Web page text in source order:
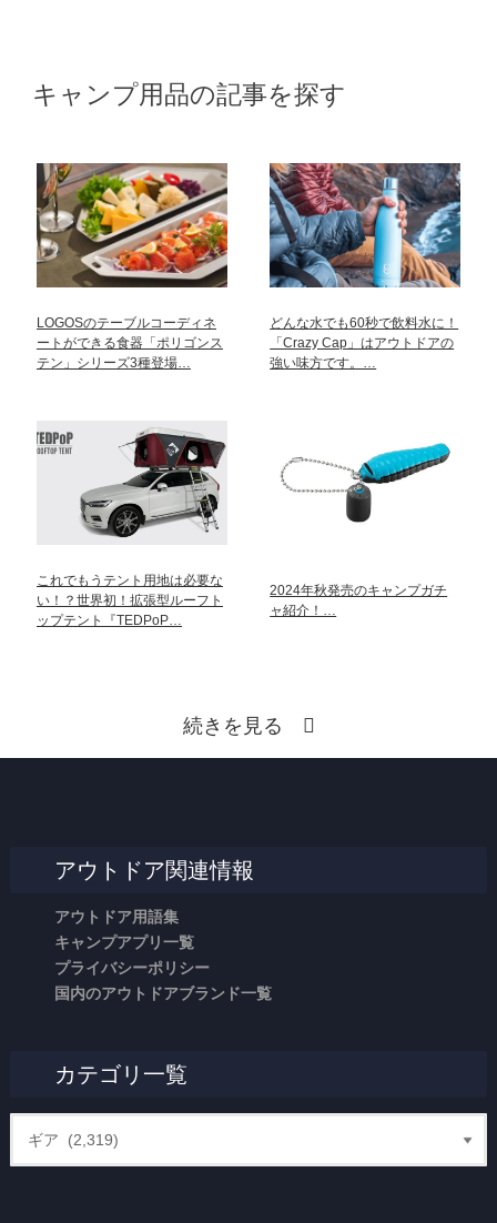
キャンプ用品の記事を探す
LOGOSのテーブルコーディネ
ートができる⾷器「ポリゴンス
テン」シリーズ3種登場…
どんな水でも60秒で飲料水に！
「Crazy Cap」はアウトドアの
強い味方です。…
これでもうテント用地は必要な
い！？世界初！拡張型ルーフト
ップテント『TEDPoP…
2024年秋発売のキャンプガチ
ャ紹介！…
続きを見る
アウトドア関連情報
アウトドア用語集
キャンプアプリ一覧
プライバシーポリシー
国内のアウトドアブランド一覧
カテゴリ一覧